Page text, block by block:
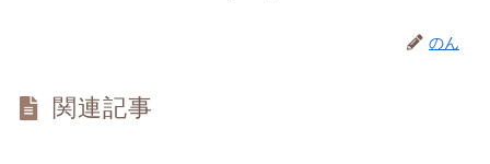
のん
関連記事